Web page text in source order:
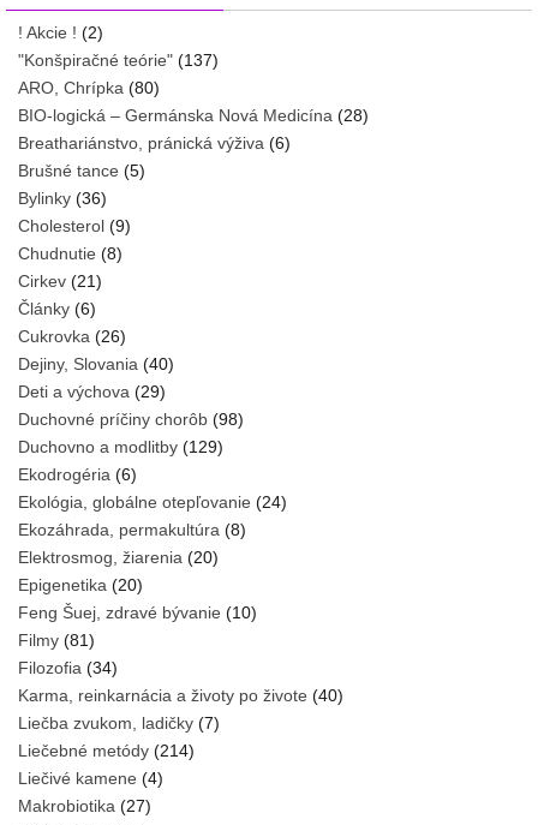
! Akcie ! (2)
"Konšpiračné teórie" (137)
ARO, Chrípka (80)
BIO-logická – Germánska Nová Medicína (28)
Breathariánstvo, pránická výživa (6)
Brušné tance (5)
Bylinky (36)
Cholesterol (9)
Chudnutie (8)
Cirkev (21)
Články (6)
Cukrovka (26)
Dejiny, Slovania (40)
Deti a výchova (29)
Duchovné príčiny chorôb (98)
Duchovno a modlitby (129)
Ekodrogéria (6)
Ekológia, globálne otepľovanie (24)
Ekozáhrada, permakultúra (8)
Elektrosmog, žiarenia (20)
Epigenetika (20)
Feng Šuej, zdravé bývanie (10)
Filmy (81)
Filozofia (34)
Karma, reinkarnácia a životy po živote (40)
Liečba zvukom, ladičky (7)
Liečebné metódy (214)
Liečivé kamene (4)
Makrobiotika (27)